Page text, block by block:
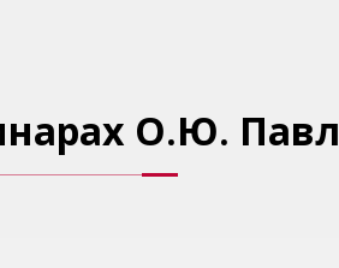
О.Ю.